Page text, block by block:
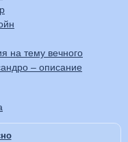
на тему вечного
– описание